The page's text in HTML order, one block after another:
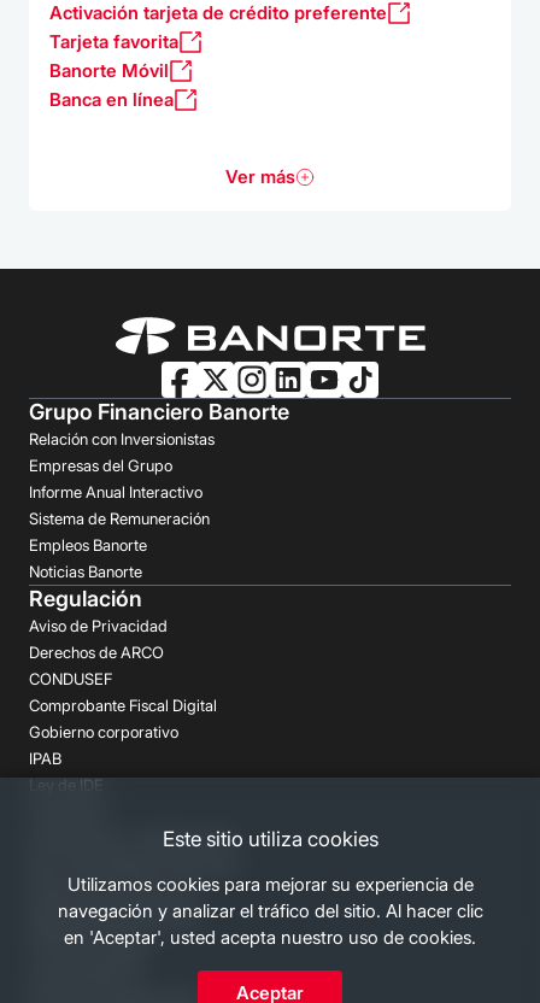
Este sitio utiliza cookies
Utilizamos cookies para mejorar su experiencia de
navegación y analizar el tráfico del sitio. Al hacer clic
en 'Aceptar', usted acepta nuestro uso de cookies.
Aceptar
Activación tarjeta de crédito preferente
Tarjeta favorita
Banorte Móvil
Banca en línea
Ver más
Grupo Financiero Banorte
Relación con Inversionistas
Empresas del Grupo
Informe Anual Interactivo
Sistema de Remuneración
Empleos Banorte
Noticias Banorte
Regulación
Aviso de Privacidad
Derechos de ARCO
CONDUSEF
Comprobante Fiscal Digital
Gobierno corporativo
IPAB
Ley de IDE
Aclaraciones y reclamaciones
Despachos de Cobranza
Regulación FATCA-CRS
Términos Legales